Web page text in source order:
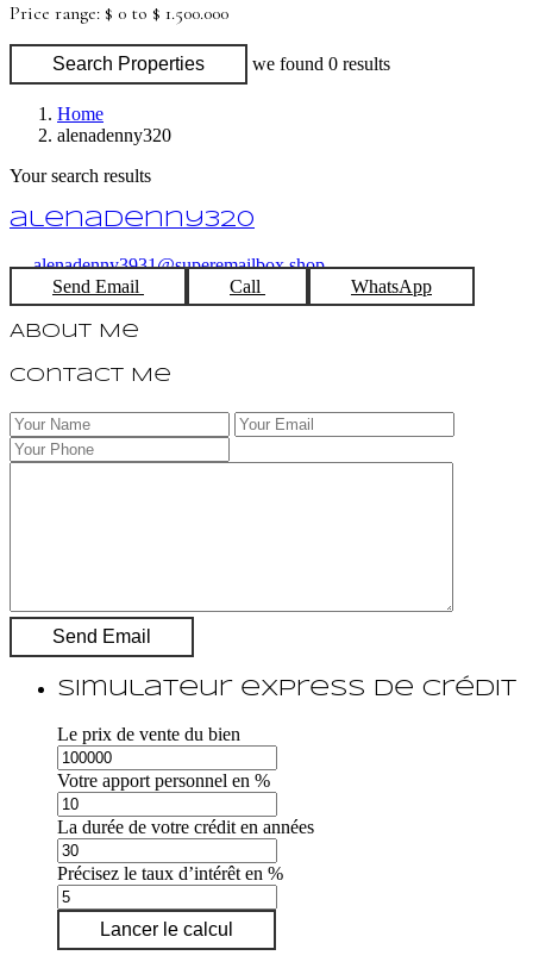
Price range: $ 0 to $ 1.500.000
Search Properties we found 0 results
Home
alenadenny320
Your search results
alenadenny320
alenadenny3931@superemailbox.shop
Send Email
Call WhatsApp
About Me
Contact Me
Simulateur express de crédit
Le prix de vente du bien
Votre apport personnel en %
La durée de votre crédit en années
Précisez le taux d’intérêt en %
Lancer le calcul